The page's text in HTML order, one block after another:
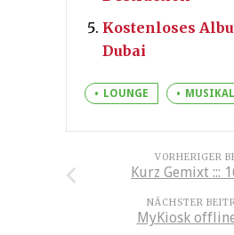
Kostenloses
Dubai
LOUNGE
VORHERIGER
Kurz Gemixt :::
NÄCHSTER
MyKiosk